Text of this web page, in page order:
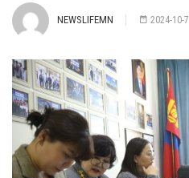
NEWSLIFEMN 2024-10-7